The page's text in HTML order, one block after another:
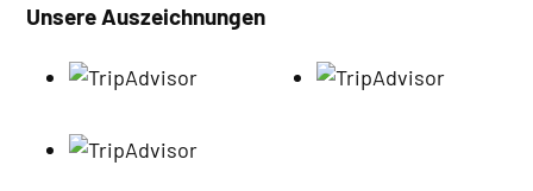
Unsere Auszeichnungen